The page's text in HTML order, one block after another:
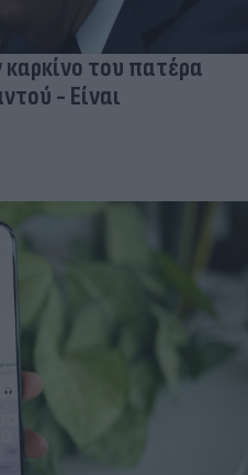
του πατέρα
- Είναι